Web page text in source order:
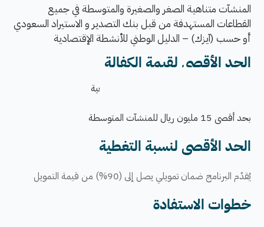
المنشآت متناهية الصغر والصغيرة والمتوسطة في جميع
القطاعات المستهدفة من قبل بنك التصدير و الاستيراد السعودي
أو حسب (آيزك) – الدليل الوطني للأنشطة الإقتصادية
الحد الأقصى لقيمة الكفالة
بحد أقصى 15 مليون ريال للمنشآت المتوسطة​
الحد الأقصى لنسبة التغطية
يُقدّم البرنامج ضمان تمويلي يصل إلى​ (90%) من قيمة التمويل
خطوات الاستفادة